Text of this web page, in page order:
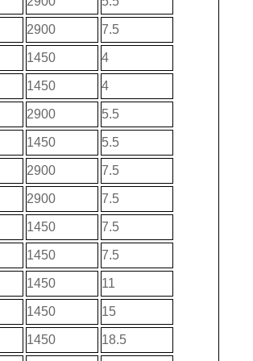
2900 7.5
1450 4
1450 4
2900 5.5
1450 5.5
2900 7.5
2900 7.5
1450 7.5
1450 7.5
1450 11
1450 15
1450 18.5